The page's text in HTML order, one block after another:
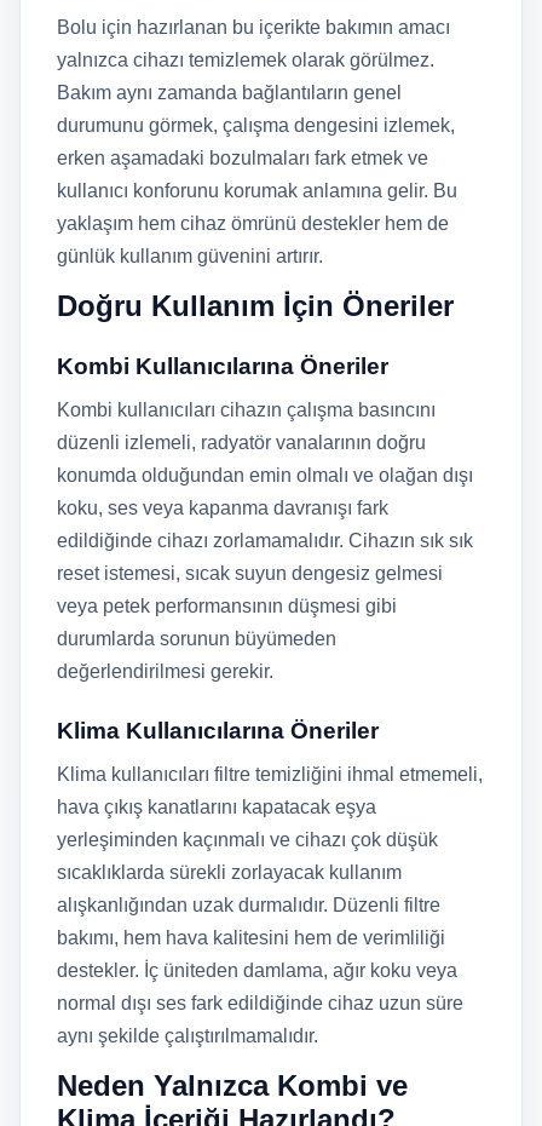
Bolu için hazırlanan bu içerikte bakımın amacı
yalnızca cihazı temizlemek olarak görülmez.
Bakım aynı zamanda bağlantıların genel
durumunu görmek, çalışma dengesini izlemek,
erken aşamadaki bozulmaları fark etmek ve
kullanıcı konforunu korumak anlamına gelir. Bu
yaklaşım hem cihaz ömrünü destekler hem de
günlük kullanım güvenini artırır.
Doğru Kullanım İçin Öneriler
Kombi Kullanıcılarına Öneriler
Kombi kullanıcıları cihazın çalışma basıncını
düzenli izlemeli, radyatör vanalarının doğru
konumda olduğundan emin olmalı ve olağan dışı
koku, ses veya kapanma davranışı fark
edildiğinde cihazı zorlamamalıdır. Cihazın sık sık
reset istemesi, sıcak suyun dengesiz gelmesi
veya petek performansının düşmesi gibi
durumlarda sorunun büyümeden
değerlendirilmesi gerekir.
Klima Kullanıcılarına Öneriler
Klima kullanıcıları filtre temizliğini ihmal etmemeli,
hava çıkış kanatlarını kapatacak eşya
yerleşiminden kaçınmalı ve cihazı çok düşük
sıcaklıklarda sürekli zorlayacak kullanım
alışkanlığından uzak durmalıdır. Düzenli filtre
bakımı, hem hava kalitesini hem de verimliliği
destekler. İç üniteden damlama, ağır koku veya
normal dışı ses fark edildiğinde cihaz uzun süre
aynı şekilde çalıştırılmamalıdır.
Neden Yalnızca Kombi ve
Klima İçeriği Hazırlandı?